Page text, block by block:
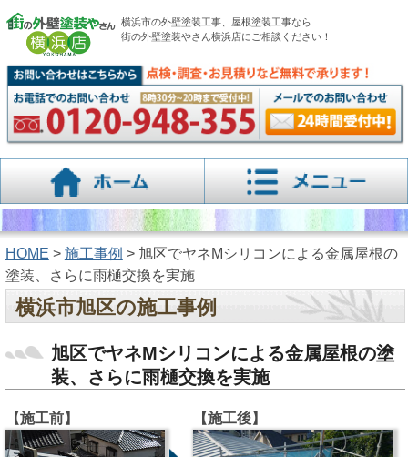
横浜市の外壁塗装工事、屋根塗装工事なら
街の外壁塗装やさん横浜店にご相談ください！
HOME > 施工事例 > 旭区でヤネMシリコンによる金属屋根の
塗装、さらに雨樋交換を実施
横浜市旭区の施工事例
旭区でヤネMシリコンによる金属屋根の塗
装、さらに雨樋交換を実施
【施工前】 【施工後】